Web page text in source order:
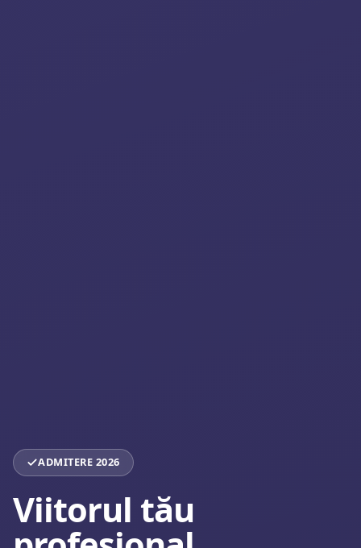
ADMITERE 2026
Viitorul tău